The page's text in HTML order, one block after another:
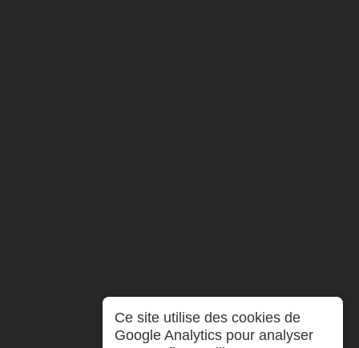
Ce site utilise des cookies de
Google Analytics pour analyser